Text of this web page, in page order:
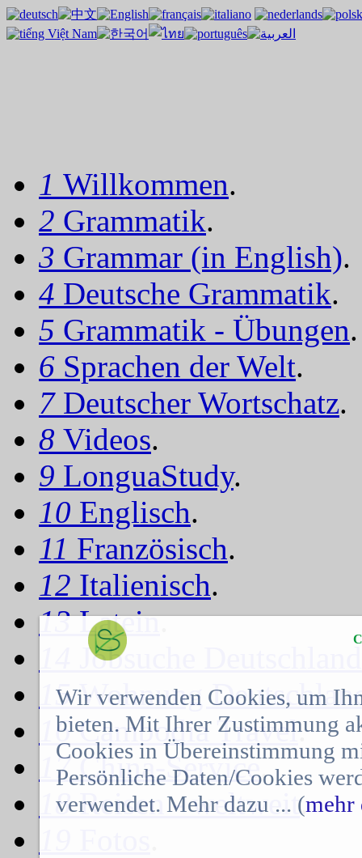
1 Willkommen.
2 Grammatik.
3 Grammar (in English).
4 Deutsche Grammatik.
5 Grammatik - Übungen.
6 Sprachen der Welt.
7 Deutscher Wortschatz.
8 Videos.
9 LonguaStudy.
10 Englisch.
11 Französisch.
12 Italienisch.
13Latein.
Jobsuche Deutschland
15Wohnung
16Cambodia Travel.
17China-Service.
18Reisen - weltweit.
Wir verwenden Cookies, um
bieten. Mit Ihrer Zustimmung
Cookies in Übereinstimmung
Persönliche Daten/Cookies
verwendet. Mehr dazu ... (mehr